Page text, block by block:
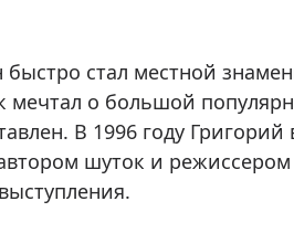
стал местной
о большой
В 1996 году Григорий
шуток и